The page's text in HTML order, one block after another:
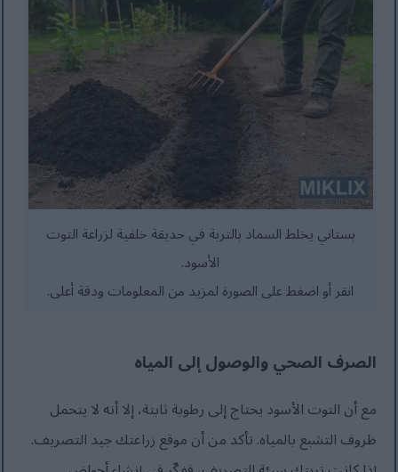
بستاني يخلط السماد بالتربة في حديقة خلفية لزراعة التوت
الأسود.
انقر أو اضغط على الصورة لمزيد من المعلومات ودقة أعلى.
الصرف الصحي والوصول إلى المياه
مع أن التوت الأسود يحتاج إلى رطوبة ثابتة، إلا أنه لا يتحمل
ظروف التشبع بالمياه. تأكد من أن موقع زراعتك جيد التصريف.